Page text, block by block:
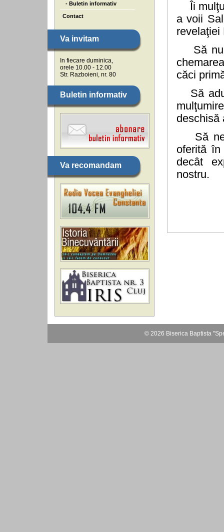
- Buletin informativ
Contact
Va invitam
In fiecare duminica,
orele 10.00 - 12.00
Str. Razboieni, nr. 80
Buletin informativ
Va recomandam
Îi
a voii
revelaţiei
Să nu
căci
Să
deschisă
Să ne
oferită
decât
nostru.
© 2026 Biserica Baptista